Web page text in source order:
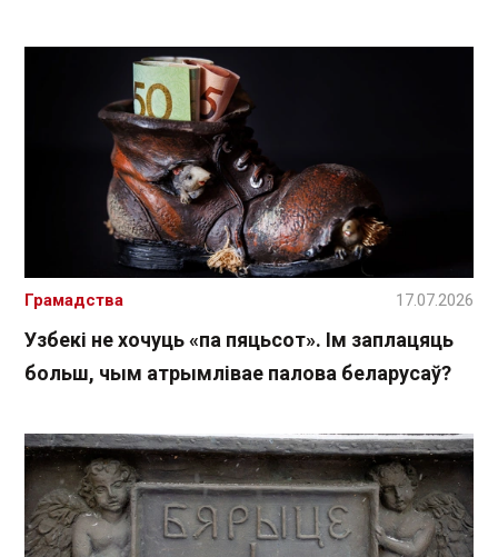
Узбекі не хочуць «па пяцьсот». Ім заплацяць
больш, чым атрымлівае палова беларусаў?
Грамадства 17.07.2026